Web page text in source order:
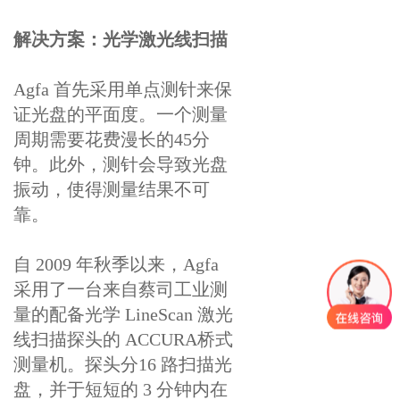
解决方案：光学激光线扫描
Agfa 首先采用单点测针来保
证光盘的平面度。一个测量
周期需要花费漫长的45分
钟。此外，测针会导致光盘
振动，使得测量结果不可
靠。
自 2009 年秋季以来，Agfa
采用了一台来自蔡司工业测
量的配备光学 LineScan 激光
线扫描探头的 ACCURA桥式
测量机。探头分16 路扫描光
盘，并于短短的 3 分钟内在